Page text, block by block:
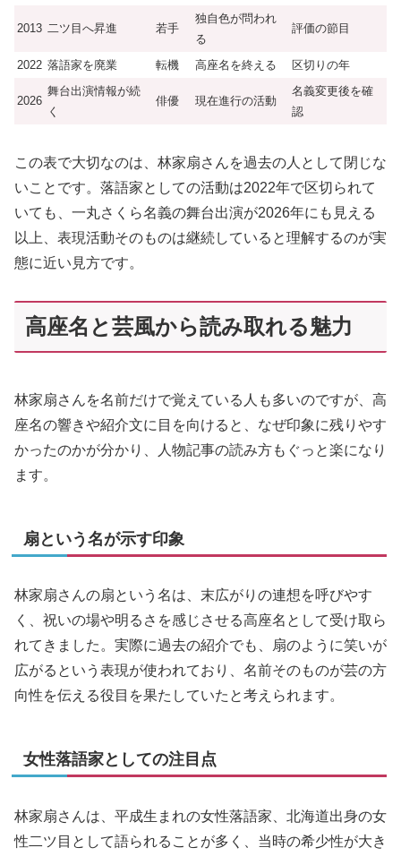
2013 二ツ目へ昇進 若手
独自色が問われ
る
評価の節目
2022 落語家を廃業 転機 高座名を終える 区切りの年
2026
舞台出演情報が続
く
俳優 現在進行の活動
名義変更後を確
認
この表で大切なのは、林家扇さんを過去の人として閉じな
いことです。落語家としての活動は2022年で区切られて
いても、一丸さくら名義の舞台出演が2026年にも見える
以上、表現活動そのものは継続していると理解するのが実
態に近い見方です。
高座名と芸風から読み取れる魅力
林家扇さんを名前だけで覚えている人も多いのですが、高
座名の響きや紹介文に目を向けると、なぜ印象に残りやす
かったのかが分かり、人物記事の読み方もぐっと楽になり
ます。
扇という名が示す印象
林家扇さんの扇という名は、末広がりの連想を呼びやす
く、祝いの場や明るさを感じさせる高座名として受け取ら
れてきました。実際に過去の紹介でも、扇のように笑いが
広がるという表現が使われており、名前そのものが芸の方
向性を伝える役目を果たしていたと考えられます。
女性落語家としての注目点
林家扇さんは、平成生まれの女性落語家、北海道出身の女
性二ツ目として語られることが多く、当時の希少性が大き